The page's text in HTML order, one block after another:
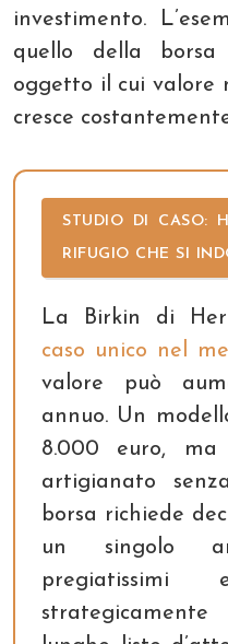
investimento.
quello della
oggetto il cui valore
cresce
STUDIO DI CASO:
RIFUGIO CHE SI
La Birkin di
caso unico nel
valore può
annuo. Un
8.000 euro, ma
artigianato
borsa richiede
un singolo